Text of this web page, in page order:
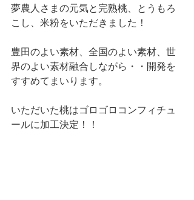
夢農人さまの元気と完熟桃、とうもろ
こし、米粉をいただきました！
豊田のよい素材、全国のよい素材、世
界のよい素材融合しながら・・開発を
すすめてまいります。
いただいた桃はゴロゴロコンフィチュ
ールに加工決定！！